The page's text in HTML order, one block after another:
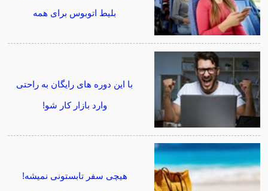
بلیط اتوبوس برای همه
با این دوره های رایگان به راحتی
وارد بازار کار شو!
هیچی سفر تابستونی نمیشه!